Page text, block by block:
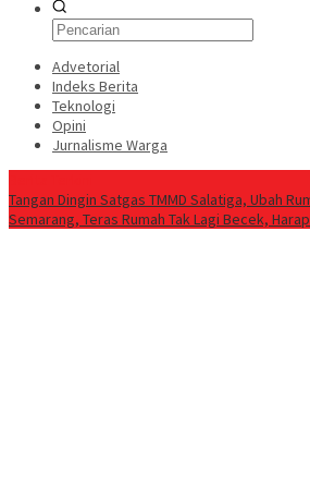
Advetorial
Indeks Berita
Teknologi
Opini
Jurnalisme Warga
Tangan Dingin Satgas TMMD Salatiga, Ubah
Semarang, Teras Rumah Tak Lagi Becek,